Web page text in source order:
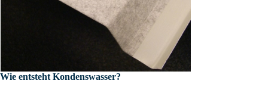
Wie entsteht Kondenswasser?